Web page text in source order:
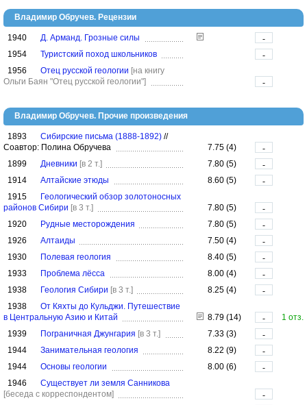
Владимир Обручев. Рецензии
1940 Д. Арманд. Грозные силы
-
1954
Туристский поход школьников
-
1956
Отец русской геологии [на книгу
Ольги Баян "Отец русской геологии"]
-
Владимир Обручев. Прочие произведения
1893 Сибирские письма (1888-1892) //
Соавтор: Полина Обручева
7.75 (4)
-
1899
Дневники [в 2 т.] 7.80 (5)
-
1914
Алтайские этюды 8.60 (5)
-
1915
Геологический обзор золотоносных
районов Сибири [в 3 т.] 7.80 (5)
-
1920
Рудные месторождения 7.80 (5)
-
1926
Алтаиды 7.50 (4)
-
1930
Полевая геология 8.40 (5)
-
1933
Проблема лёсса 8.00 (4)
-
1938
Геология Сибири [в 3 т.] 8.25 (4)
-
1938
От Кяхты до Кульджи. Путешествие
в Центральную Азию и Китай
8.79 (14) -
1 отз.
1939
Пограничная Джунгария [в 3 т.] 7.33 (3)
-
1944
Занимательная геология 8.22 (9)
-
1944
Основы геологии 8.00 (6)
-
1946
Существует ли земля Санникова
[беседа с корреспондентом]
-